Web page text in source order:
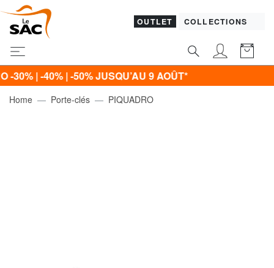
OUTLET COLLECTIONS
| -40% | -50% JUSQU’AU 9 AOÛT*
Home Porte-clés PIQUADRO